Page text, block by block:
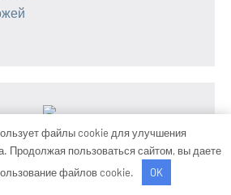
файлы cookie для улучшения
Продолжая пользоваться сайтом, вы даете
файлов cookie.
OK